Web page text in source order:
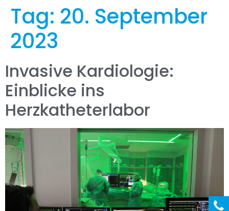
Tag: 20. September
2023
Invasive Kardiologie:
Einblicke ins
Herzkatheterlabor